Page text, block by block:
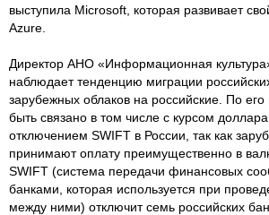
выступила Microsoft, которая развивает
Azure.
Директор АНО «Информационная
наблюдает тенденцию миграции
зарубежных облаков на российские. По
быть связано в том числе с курсом
отключением SWIFT в России, так как
принимают оплату преимущественно в
SWIFT (система передачи финансовых
банками, которая используется при
между ними) отключит семь российских